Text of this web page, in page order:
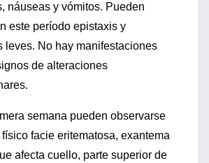
náuseas y vómitos. Pueden
este período epistaxis y
leves. No hay manifestaciones
de alteraciones
semana pueden observarse
facie eritematosa, exantema
afecta cuello, parte superior de